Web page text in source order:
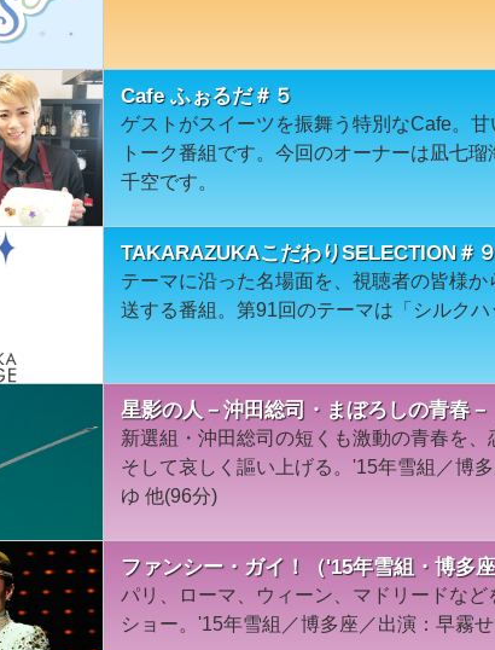
Cafe ふぉるだ＃５
ゲストがスイーツを振舞う特別なCafe。
トーク番組です。今回のオーナーは凪七
千空です。
TAKARAZUKAこだわりSELECTION＃
テーマに沿った名場面を、視聴者の皆様
送する番組。第91回のテーマは「シルクハ
星影の人－沖田総司・まぼろしの青春－
新選組・沖田総司の短くも激動の青春を、
そして哀しく謳い上げる。'15年雪組／博
ゆ 他(96分)
ファンシー・ガイ！（'15年雪組・博多座
パリ、ローマ、ウィーン、マドリードな
ショー。'15年雪組／博多座／出演：早霧